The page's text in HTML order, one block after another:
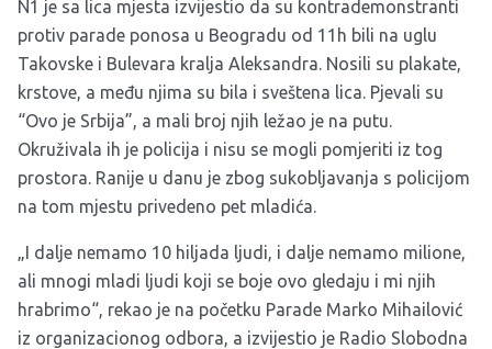
N1 je sa lica mjesta izvijestio da su kontrademonstranti
protiv parade ponosa u Beogradu od 11h bili na uglu
Takovske i Bulevara kralja Aleksandra. Nosili su plakate,
krstove, a među njima su bila i sveštena lica. Pjevali su
“Ovo je Srbija”, a mali broj njih ležao je na putu.
Okruživala ih je policija i nisu se mogli pomjeriti iz tog
prostora. Ranije u danu je zbog sukobljavanja s policijom
na tom mjestu privedeno pet mladića.
„I dalje nemamo 10 hiljada ljudi, i dalje nemamo milione,
ali mnogi mladi ljudi koji se boje ovo gledaju i mi njih
hrabrimo“, rekao je na početku Parade Marko Mihailović
iz organizacionog odbora, a izvijestio je Radio Slobodna